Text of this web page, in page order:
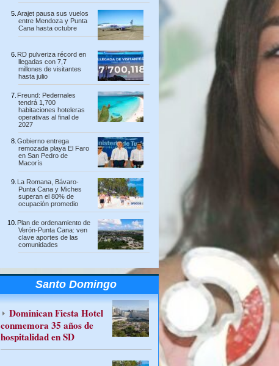
Arajet pausa sus vuelos
entre Mendoza y Punta
Cana hasta octubre
RD pulveriza récord en
llegadas con 7,7
millones de visitantes
hasta julio
Freund: Pedernales
tendrá 1,700
habitaciones hoteleras
operativas al final de
2027
Gobierno entrega
remozada playa El Faro
en San Pedro de
Macorís
La Romana, Bávaro-
Punta Cana y Miches
superan el 80% de
ocupación promedio
Plan de ordenamiento de
Verón-Punta Cana: ven
clave aportes de las
comunidades
Santo Domingo
Dominican Fiesta Hotel
conmemora 35 años de
hospitalidad en SD